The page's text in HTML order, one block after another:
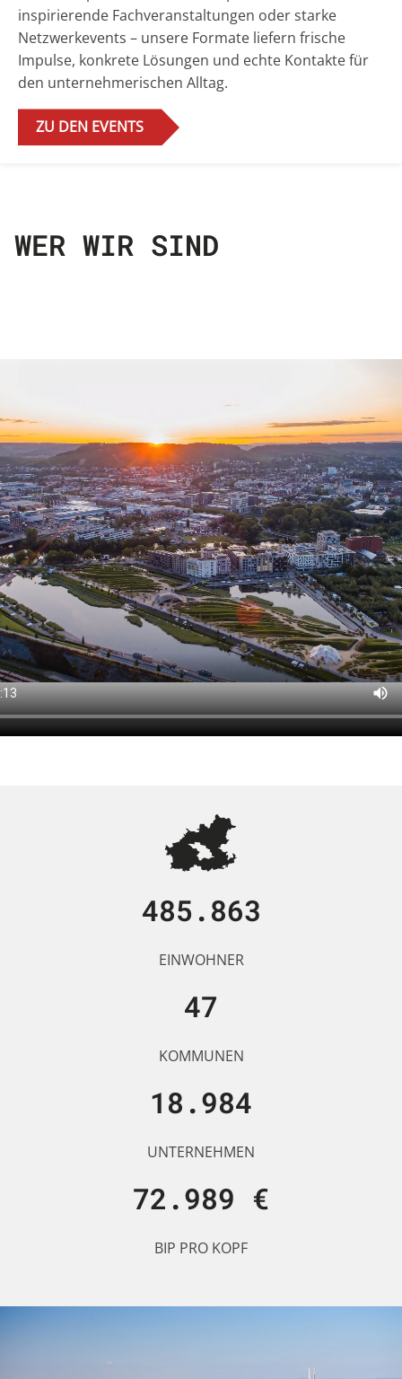
inspirierende Fachveranstaltungen oder starke
Netzwerkevents – unsere Formate liefern frische
Impulse, konkrete Lösungen und echte Kontakte für
den unternehmerischen Alltag.
ZU DEN EVENTS
WER WIR SIND
485.863
EINWOHNER
47
KOMMUNEN
18.984
UNTERNEHMEN
72.989 €
BIP PRO KOPF